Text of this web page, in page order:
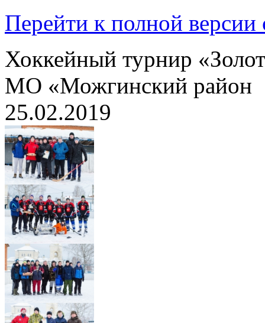
Перейти к полной версии
Хоккейный турнир
МО «Можгинский район
25.02.2019